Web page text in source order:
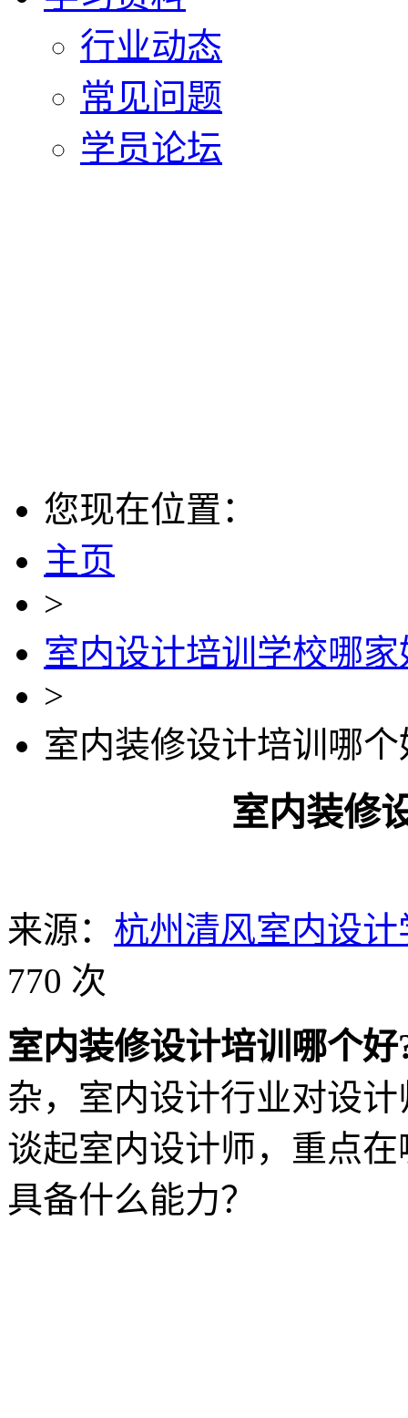
行业动态
常见问题
学员论坛
您现在位置：
主页
>
室内设计培训学校哪家
>
室内装修设计培训哪个
室内装修
来源： 杭州清风室内设计
770 次
室内装修设计培训哪个好
杂，室内设计行业对设
谈起室内设计师，重点
具备什么能力？